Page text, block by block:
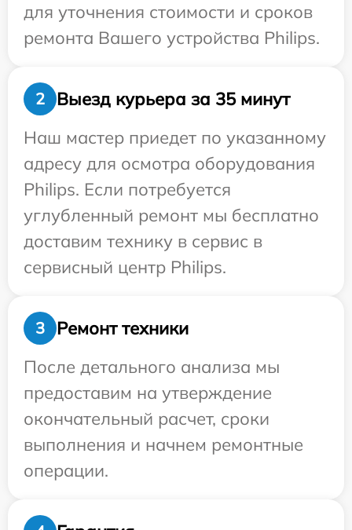
для уточнения стоимости и сроков
ремонта Вашего устройства Philips.
2
Выезд курьера за 35 минут
Наш мастер приедет по указанному
адресу для осмотра оборудования
Philips. Если потребуется
углубленный ремонт мы бесплатно
доставим технику в сервис в
сервисный центр Philips.
3
Ремонт техники
После детального анализа мы
предоставим на утверждение
окончательный расчет, сроки
выполнения и начнем ремонтные
операции.